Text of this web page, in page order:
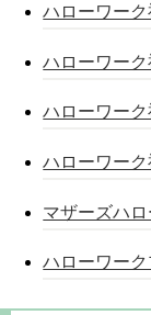
ハローワー
ハローワー
ハローワー
ハローワー
マザーズハ
ハローワー